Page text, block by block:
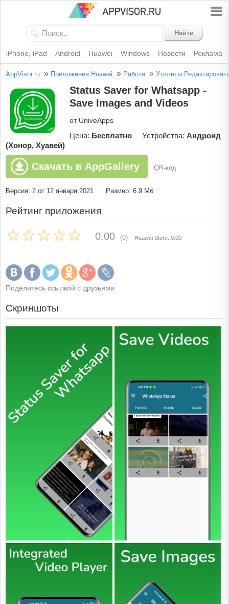
Найти
iPhone, iPad Android Huawei Windows Новости Реклама
AppVisor.ru » Приложения Huawei » Работа » Утилиты
Status Saver for Whatsapp -
Save Images and Videos
от UniveApps
Цена: Бесплатно Устройства: Андроид
(Хонор, Хуавей)
Скачать в AppGallery QR-код
Версия: 2 от 12 января 2021 Размер: 6.9 Мб
Рейтинг приложения
0.00 (0) Huawei Store: 0.00
Поделитесь ссылкой с друзьями
Скриншоты